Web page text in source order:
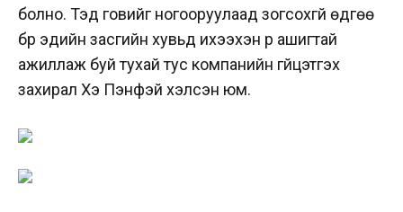
болно. Тэд говийг ногооруулаад зогсохгүй өдгөө
бүр эдийн засгийн хувьд ихээхэн үр ашигтай
ажиллаж буй тухай тус компанийн гүйцэтгэх
захирал Хэ Пэнфэй хэлсэн юм.